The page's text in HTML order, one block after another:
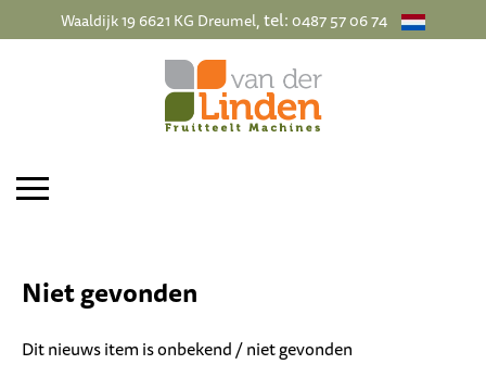
Waaldijk 19 6621 KG Dreumel, tel:0487 57 06 74
Niet gevonden
Dit nieuws item is onbekend / niet gevonden